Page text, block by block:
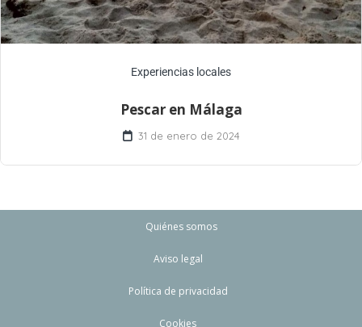
Experiencias locales
Pescar en Málaga
31 de enero de 2024
Quiénes somos
Aviso legal
Política de privacidad
Cookies